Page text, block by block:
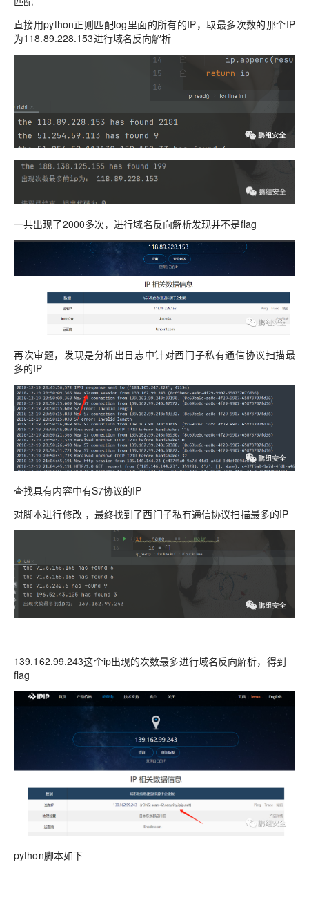
直接用python正则匹配log里面的所有的IP，取最多次数的那个IP
为118.89.228.153进行域名反向解析
一共出现了2000多次，进行域名反向解析发现并不是flag
再次审题，发现是分析出日志中针对西门子私有通信协议扫描最
多的IP
查找具有内容中有S7协议的IP
对脚本进行修改 ，最终找到了西门子私有通信协议扫描最多的IP
139.162.99.243这个ip出现的次数最多进行域名反向解析，得到
flag
python脚本如下